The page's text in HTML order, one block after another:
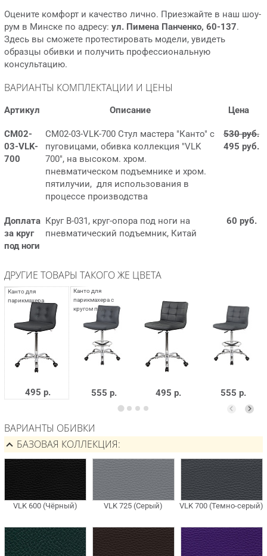
Оцените комфорт и качество лично. Приезжайте в наш шоу-
рум в Минске по адресу: ул. Пимена Панченко, 60-137.
Здесь вы сможете протестировать модели, увидеть
образцы обивки и получить профессиональную
консультацию.
ВАРИАНТЫ КОМПЛЕКТАЦИИ И ЦЕНЫ
Артикул Описание Цена
СМ02-
03-VLK-
700
СМ02-03-VLK-700 Стул мастера "Канто" с
пуговицами, обивка коллекция "VLK
700", на высоком. хром.
пневматическом подъемнике и хром.
пятилучии, для использования в
процессе производства
530 руб.
495 руб.
Доплата
за круг
под ноги
Круг B-031, круг-опора под ноги на
пневматический подъемник, Китай
60 руб.
ДРУГИЕ ТОВАРЫ ТАКОГО ЖЕ ЦВЕТА
495 р. 555 р. 495 р. 555 р.
ВАРИАНТЫ ОБИВКИ
БАЗОВАЯ КОЛЛЕКЦИЯ